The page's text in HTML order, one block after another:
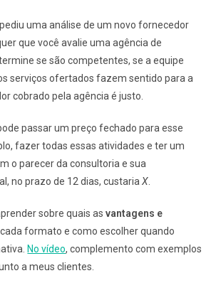
uma análise de um novo fornecedor
que você avalie uma agência de
se são competentes, se a equipe
serviços ofertados fazem sentido para a
cobrado pela agência é justo.
passar um preço fechado para esse
fazer todas essas atividades e ter um
o parecer da consultoria e sua
no prazo de 12 dias, custariaX
sobre quais asvantagens e
formato e como escolher quando
No vídeo, complemento com exemplos
a meus clientes.